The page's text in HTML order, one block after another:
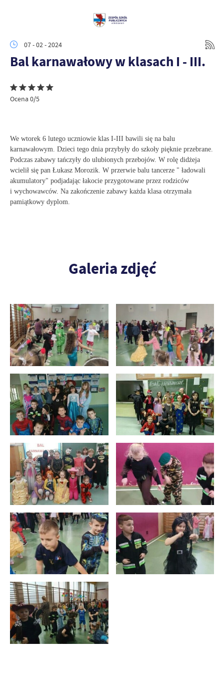
07 - 02 - 2024
Bal karnawałowy w klasach I - III.
Ocena 0/5
We wtorek 6 lutego uczniowie klas I-III bawili się na balu
karnawałowym. Dzieci tego dnia przybyły do szkoły pięknie przebrane.
Podczas zabawy tańczyły do ulubionych przebojów. W rolę didżeja
wcielił się pan Łukasz Morozik. W przerwie balu tancerze " ładowali
akumulatory" podjadając łakocie przygotowane przez rodziców
i wychowawców. Na zakończenie zabawy każda klasa otrzymała
pamiątkowy dyplom.
Galeria zdjęć